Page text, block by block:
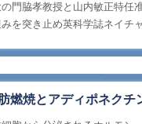
門脇孝教授と山内敏正特任
を突き止め英科学誌ネイチ
燃焼とアディポネクチ